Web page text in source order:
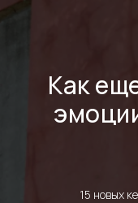
Как
15 новых